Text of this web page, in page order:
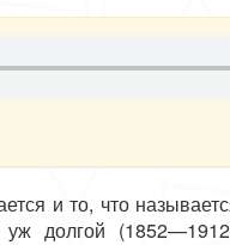
и то, что
долгой